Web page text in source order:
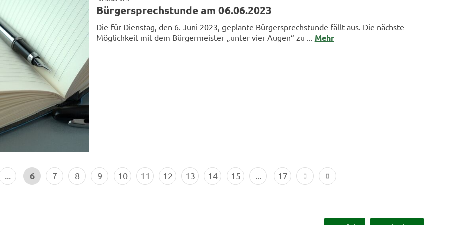
Bürgersprechstunde am 06.06.2023
Die für Dienstag, den 6. Juni 2023, geplante Bürgersprechstunde fällt aus. Die nächste
Möglichkeit mit dem Bürgermeister „unter vier Augen“ zu ... Mehr
... 6 7 8 9 10 11 12 13 14 15 ... 17